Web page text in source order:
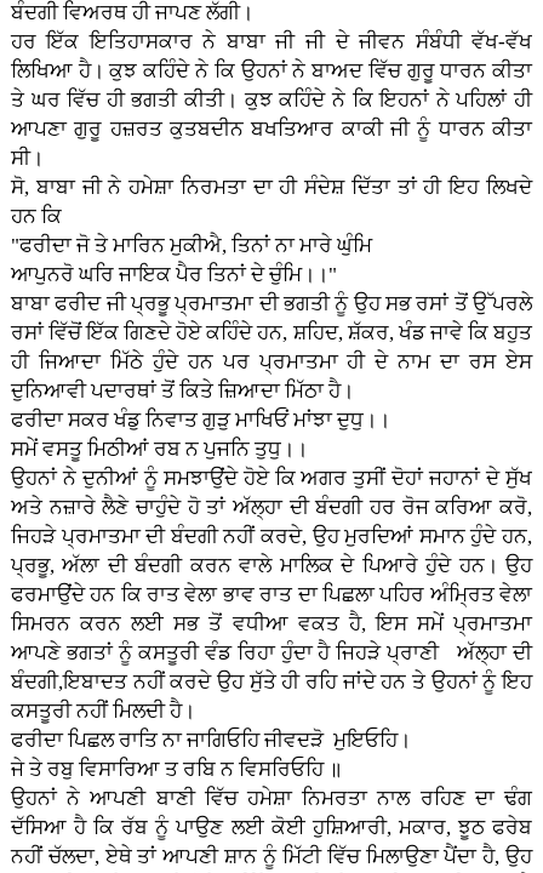
ਬੰਦਗੀ ਵਿਅਰਥ ਹੀ ਜਾਪਣ ਲੱਗੀ।
ਹਰ ਇੱਕ ਇਤਿਹਾਸਕਾਰ ਨੇ ਬਾਬਾ ਜੀ ਜੀ ਦੇ ਜੀਵਨ ਸੰਬੰਧੀ ਵੱਖ-ਵੱਖ
ਲਿਖਿਆ ਹੈ। ਕੁਝ ਕਹਿੰਦੇ ਨੇ ਕਿ ਉਹਨਾਂ ਨੇ ਬਾਅਦ ਵਿੱਚ ਗੁਰੂ ਧਾਰਨ ਕੀਤਾ
ਤੇ ਘਰ ਵਿੱਚ ਹੀ ਭਗਤੀ ਕੀਤੀ। ਕੁਝ ਕਹਿੰਦੇ ਨੇ ਕਿ ਇਹਨਾਂ ਨੇ ਪਹਿਲਾਂ ਹੀ
ਆਪਣਾ ਗੁਰੂ ਹਜ਼ਰਤ ਕੁਤਬਦੀਨ ਬਖਤਿਆਰ ਕਾਕੀ ਜੀ ਨੂੰ ਧਾਰਨ ਕੀਤਾ
ਸੀ।
ਸੋ, ਬਾਬਾ ਜੀ ਨੇ ਹਮੇਸ਼ਾ ਨਿਰਮਤਾ ਦਾ ਹੀ ਸੰਦੇਸ਼ ਦਿੱਤਾ ਤਾਂ ਹੀ ਇਹ ਲਿਖਦੇ
ਹਨ ਕਿ
"ਫਰੀਦਾ ਜੋ ਤੇ ਮਾਰਿਨ ਮੁਕੀਐ, ਤਿਨਾਂ ਨਾ ਮਾਰੇ ਘੁੰਮਿ
ਆਪੁਨਰੋ ਘਰਿ ਜਾਇਕ ਪੈਰ ਤਿਨਾਂ ਦੇ ਚੁੰਮਿ।।"
ਬਾਬਾ ਫਰੀਦ ਜੀ ਪ੍ਰਭੂ ਪ੍ਰਮਾਤਮਾ ਦੀ ਭਗਤੀ ਨੂੰ ਉਹ ਸਭ ਰਸਾਂ ਤੋਂ ਉੱਪਰਲੇ
ਰਸਾਂ ਵਿੱਚੋਂ ਇੱਕ ਗਿਣਦੇ ਹੋਏ ਕਹਿੰਦੇ ਹਨ, ਸ਼ਹਿਦ, ਸ਼ੱਕਰ, ਖੰਡ ਜਾਵੇ ਕਿ ਬਹੁਤ
ਹੀ ਜਿਆਦਾ ਮਿੱਠੇ ਹੁੰਦੇ ਹਨ ਪਰ ਪ੍ਰਮਾਤਮਾ ਹੀ ਦੇ ਨਾਮ ਦਾ ਰਸ ਏਸ
ਦੁਨਿਆਵੀ ਪਦਾਰਥਾਂ ਤੋਂ ਕਿਤੇ ਜ਼ਿਆਦਾ ਮਿੱਠਾ ਹੈ।
ਫਰੀਦਾ ਸਕਰ ਖੰਡੁ ਨਿਵਾਤ ਗੁੜੁ ਮਾਖਿਓਂ ਮਾਂਝਾ ਦੁਧੁ।।
ਸਮੇਂ ਵਸਤੂ ਮਿਠੀਆਂ ਰਬ ਨ ਪੁਜਨਿ ਤੁਧੁ।।
ਉਹਨਾਂ ਨੇ ਦੁਨੀਆਂ ਨੂੰ ਸਮਝਾਉਂਦੇ ਹੋਏ ਕਿ ਅਗਰ ਤੁਸੀਂ ਦੋਹਾਂ ਜਹਾਨਾਂ ਦੇ ਸੁੱਖ
ਅਤੇ ਨਜ਼ਾਰੇ ਲੈਣੇ ਚਾਹੁੰਦੇ ਹੋ ਤਾਂ ਅੱਲ੍ਹਾ ਦੀ ਬੰਦਗੀ ਹਰ ਰੋਜ ਕਰਿਆ ਕਰੋ,
ਜਿਹੜੇ ਪ੍ਰਮਾਤਮਾ ਦੀ ਬੰਦਗੀ ਨਹੀਂ ਕਰਦੇ, ਉਹ ਮੁਰਦਿਆਂ ਸਮਾਨ ਹੁੰਦੇ ਹਨ,
ਪ੍ਰਭੂ, ਅੱਲਾ ਦੀ ਬੰਦਗੀ ਕਰਨ ਵਾਲੇ ਮਾਲਿਕ ਦੇ ਪਿਆਰੇ ਹੁੰਦੇ ਹਨ। ਉਹ
ਫਰਮਾਉਂਦੇ ਹਨ ਕਿ ਰਾਤ ਵੇਲਾ ਭਾਵ ਰਾਤ ਦਾ ਪਿਛਲਾ ਪਹਿਰ ਅੰਮ੍ਰਿਤ ਵੇਲਾ
ਸਿਮਰਨ ਕਰਨ ਲਈ ਸਭ ਤੋਂ ਵਧੀਆ ਵਕਤ ਹੈ, ਇਸ ਸਮੇਂ ਪ੍ਰਮਾਤਮਾ
ਆਪਣੇ ਭਗਤਾਂ ਨੂੰ ਕਸਤੂਰੀ ਵੰਡ ਰਿਹਾ ਹੁੰਦਾ ਹੈ ਜਿਹੜੇ ਪ੍ਰਾਣੀ ਅੱਲ੍ਹਾ ਦੀ
ਬੰਦਗੀ,ਇਬਾਦਤ ਨਹੀਂ ਕਰਦੇ ਉਹ ਸੁੱਤੇ ਹੀ ਰਹਿ ਜਾਂਦੇ ਹਨ ਤੇ ਉਹਨਾਂ ਨੂੰ ਇਹ
ਕਸਤੂਰੀ ਨਹੀਂ ਮਿਲਦੀ ਹੈ।
ਫਰੀਦਾ ਪਿਛਲ ਰਾਤਿ ਨਾ ਜਾਗਿਓਹਿ ਜੀਵਦੜੋ ਮੁਇਓਹਿ।
ਜੇ ਤੇ ਰਬੁ ਵਿਸਾਰਿਆ ਤ ਰਬਿ ਨ ਵਿਸਰਿਓਹਿ ॥
ਉਹਨਾਂ ਨੇ ਆਪਣੀ ਬਾਣੀ ਵਿੱਚ ਹਮੇਸ਼ਾ ਨਿਮਰਤਾ ਨਾਲ ਰਹਿਣ ਦਾ ਢੰਗ
ਦੱਸਿਆ ਹੈ ਕਿ ਰੱਬ ਨੂੰ ਪਾਉਣ ਲਈ ਕੋਈ ਹੁਸ਼ਿਆਰੀ, ਮਕਾਰ, ਝੂਠ ਫਰੇਬ
ਨਹੀਂ ਚੱਲਦਾ, ਏਥੇ ਤਾਂ ਆਪਣੀ ਸ਼ਾਨ ਨੂੰ ਮਿੱਟੀ ਵਿੱਚ ਮਿਲਾਉਣਾ ਪੈਂਦਾ ਹੈ, ਉਹ